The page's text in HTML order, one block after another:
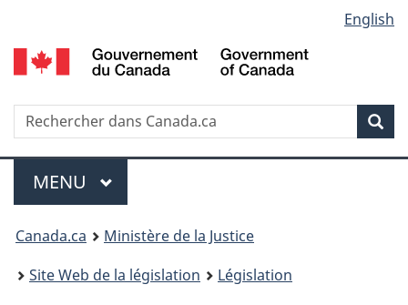
au
contenu
propos
de
la
HTML
simplifiée
selection
English
Recherche
Menu
MENU PRINCIPAL
You
are
Canada.ca
Ministère de la Justice
Site Web de la législation
Législation